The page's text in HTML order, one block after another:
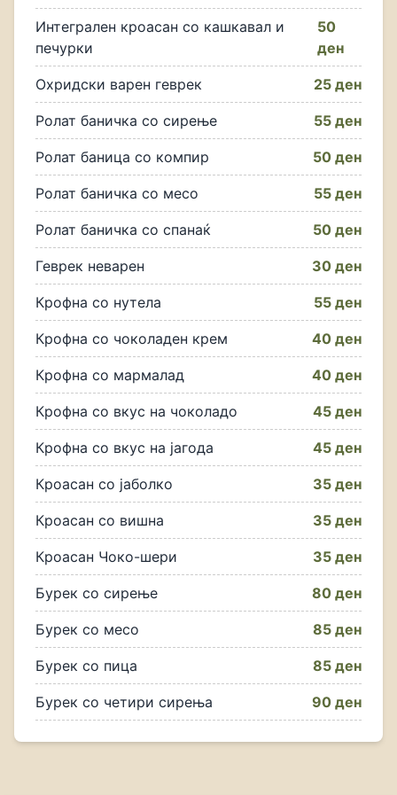
Интегрален кроасан со кашкавал и
печурки
50
ден
Охридски варен геврек 25 ден
Ролат баничка со сирење 55 ден
Ролат баница со компир 50 ден
Ролат баничка со месо 55 ден
Ролат баничка со спанаќ 50 ден
Геврек неварен 30 ден
Крофна со нутела 55 ден
Крофна со чоколаден крем 40 ден
Крофна со мармалад 40 ден
Крофна со вкус на чоколадо 45 ден
Крофна со вкус на јагода 45 ден
Кроасан со јаболко 35 ден
Кроасан со вишна 35 ден
Кроасан Чоко-шери 35 ден
Бурек со сирење 80 ден
Бурек со месо 85 ден
Бурек со пица 85 ден
Бурек со четири сирења 90 ден